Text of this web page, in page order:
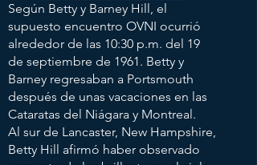
Según Betty y Barney Hill, el
supuesto encuentro OVNI ocurrió
alrededor de las 10:30 p.m. del 19
de septiembre de 1961. Betty y
Barney regresaban a Portsmouth
después de unas vacaciones en las
Cataratas del Niágara y Montreal.
Al sur de Lancaster, New Hampshire,
Betty Hill afirmó haber observado